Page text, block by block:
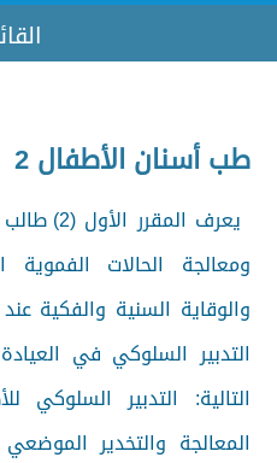
طب أسنان الأطفال 2
يعرف
ومعالجة الحالات الفموية
والوقاية السنية والفكية
التدبير السلوكي في
التالية: التدبير
المعالجة والتخدير